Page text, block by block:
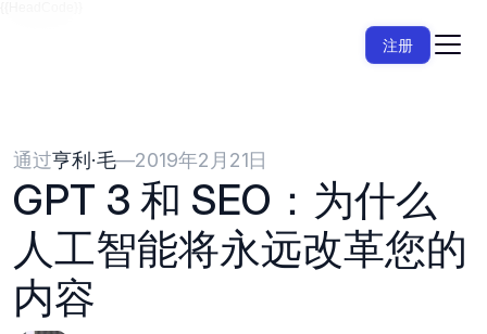
注册
通过亨利·毛—2019年2月21日
GPT 3 和 SEO：为什么
人工智能将永远改革您的
内容